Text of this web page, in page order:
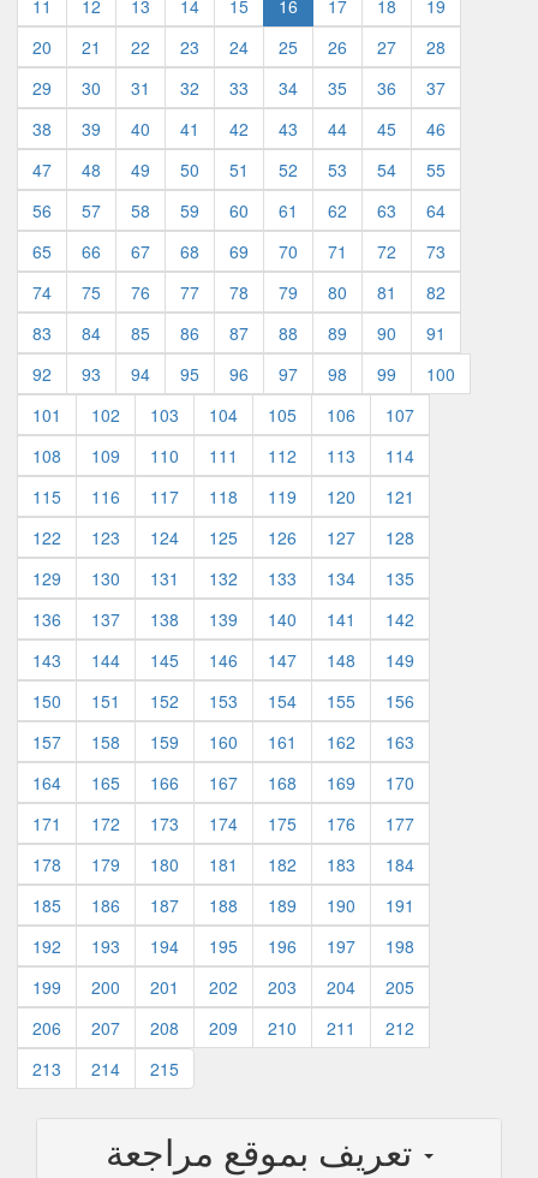
11
12 13 14 15 16 17 18
19
20
21 22 23 24 25 26 27
28
29
30 31 32 33 34 35 36
37
38
39 40 41 42 43 44 45
46
47
48 49 50 51 52 53 54
55
56
57 58 59 60 61 62 63
64
65
66 67 68 69 70 71 72
73
74
75 76 77 78 79 80 81
82
83
84 85 86 87 88 89 90
91
92
93 94 95 96 97 98 99
100
101
102 103 104 105 106
107
108
109 110 111 112 113
114
115
116 117 118 119 120
121
122
123 124 125 126 127
128
129
130 131 132 133 134
135
136
137 138 139 140 141
142
143
144 145 146 147 148
149
150
151 152 153 154 155
156
157
158 159 160 161 162
163
164
165 166 167 168 169
170
171
172 173 174 175 176
177
178
179 180 181 182 183
184
185
186 187 188 189 190
191
192
193 194 195 196 197
198
199
200 201 202 203 204
205
206
207 208 209 210 211
212
213
214 215
تعريف بموقع مراجعة